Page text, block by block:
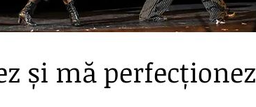
și mă perfecționez